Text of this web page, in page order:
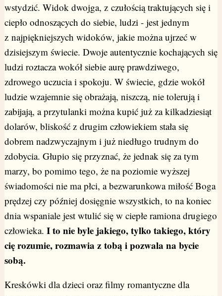
wstydzić. Widok dwojga, z czułością traktujących się i
ciepło odnoszących do siebie, ludzi - jest jednym
z najpiękniejszych widoków, jakie można ujrzeć w
dzisiejszym świecie. Dwoje autentycznie kochających się
ludzi roztacza wokół siebie aurę prawdziwego,
zdrowego uczucia i spokoju. W świecie, gdzie wokół
ludzie wzajemnie się obrażają, niszczą, nie tolerują i
zabijają, a przytulanki można kupić już za kilkadziesiąt
dolarów, bliskość z drugim człowiekiem stała się
dobrem nadzwyczajnym i już niedługo trudnym do
zdobycia. Głupio się przyznać, że jednak się za tym
marzy, bo pomimo tego, że na poziomie wyższej
świadomości nie ma płci, a bezwarunkowa miłość Boga
prędzej czy później dosięgnie wszystkich, to na koniec
dnia wspaniale jest wtulić się w ciepłe ramiona drugiego
człowieka. I to nie byle jakiego, tylko takiego, który
cię rozumie, rozmawia z tobą i pozwala na bycie
sobą.
Kreskówki dla dzieci oraz filmy romantyczne dla